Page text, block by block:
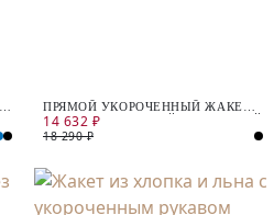
ПРЯМОЙ УКОРОЧЕННЫЙ ЖАКЕТ
ИЗ БУКЛИРОВАННОЙ ХЛОПКОВОЙ
ТКАНИ
14 632 ₽
18 290 ₽